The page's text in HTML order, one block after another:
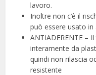
lavoro.
Inoltre non c’è il
può essere usato
ANTIADERENTE –
interamente da
quindi non rilascia
resistente